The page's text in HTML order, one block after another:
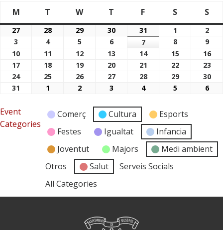
M
Dilluns
T Dimarts
WDimecres
T F Divendres
S Dissabte
S
27 27/07/2026
28 28/07/2026
2929/07/2026
30 30/07/2026
31 31/07/2026
1 01/08/2026
2
3
03/08/2026
404/08/2026
5 05/08/2026
6 06/08/2026
7 07/08/2026
8 08/08/2026
9
10 10/08/2026
11 11/08/2026
12 12/08/2026
13 13/08/2026
1414/08/2026
15 15/08/2026
16
17 17/08/2026
18 18/08/2026
19 19/08/2026
20 20/08/2026
21 21/08/2026
22 22/08/2026
23
24 24/08/2026
25 25/08/2026
26 26/08/2026
27 27/08/2026
28 28/08/2026
29 29/08/2026
30
31
31/08/2026
1 01/09/2026
2 02/09/2026
3 03/09/2026
404/09/2026
5 05/09/2026
606/
Event
Categories
Comerç Cultura
Esports
Festes
Igualtat
Infancia
Joventut
Majors
Medi ambient
Otros
Salut
Serveis Socials
All Categories